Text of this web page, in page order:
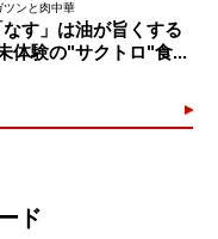
ツンと肉中華
なす」は油が旨くする
体験の"サクトロ"食...
ド